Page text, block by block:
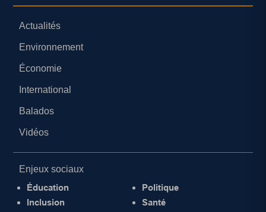
Actualités
Environnement
Économie
International
Balados
Vidéos
Enjeux sociaux
Éducation
Inclusion
Politique
Santé